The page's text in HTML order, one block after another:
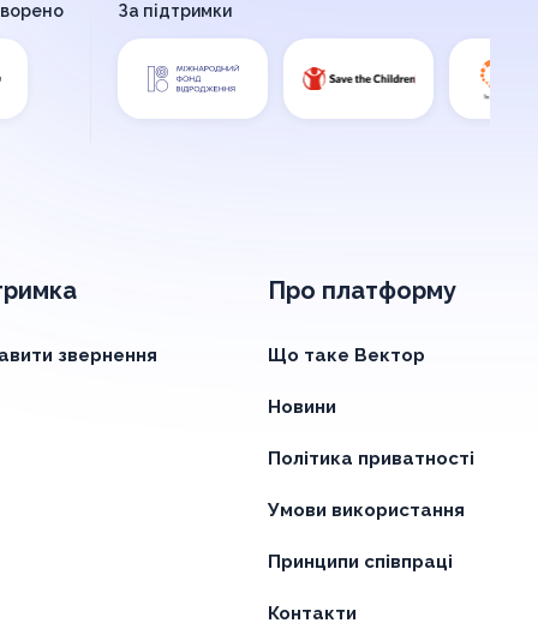
звернення
Про платформу
Що таке Вектор
Новини
Політика приватності
Умови використання
Принципи співпраці
Контакти
За підтримки